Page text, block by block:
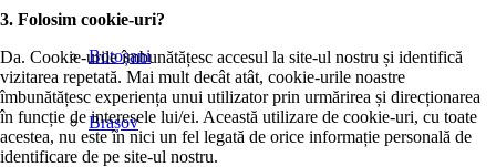
Botoșani
Brașov
3. Folosim cookie-uri?
Da. Cookie-urile îmbunătățesc accesul la site-ul nostru și identifică
vizitarea repetată. Mai mult decât atât, cookie-urile noastre
îmbunătățesc experiența unui utilizator prin urmărirea și direcționarea
în funcție de interesele lui/ei. Această utilizare de cookie-uri, cu toate
acestea, nu este în nici un fel legată de orice informație personală de
identificare de pe site-ul nostru.